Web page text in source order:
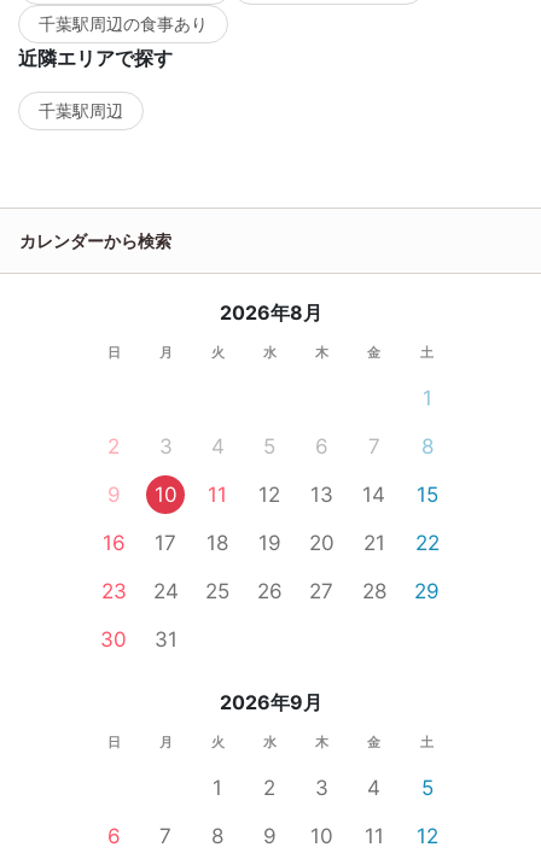
千葉駅周辺の食事あり
近隣エリアで探す
千葉駅周辺
カレンダーから検索
2026年8月
日 月 火 水 木 金 土
1
2
3 4 5 6 7
8
9
10 11 12 13 14
15
16
17 18 19 20 21
22
23
24 25 26 27 28
29
30
31
2026年9月
日 月 火 水 木 金 土
1 2 3 4
5
6
7 8 9 10 11 12